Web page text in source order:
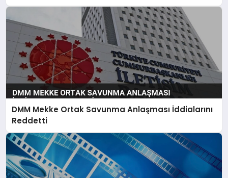
DMM Mekke Ortak Savunma Anlaşması İddialarını
Reddetti